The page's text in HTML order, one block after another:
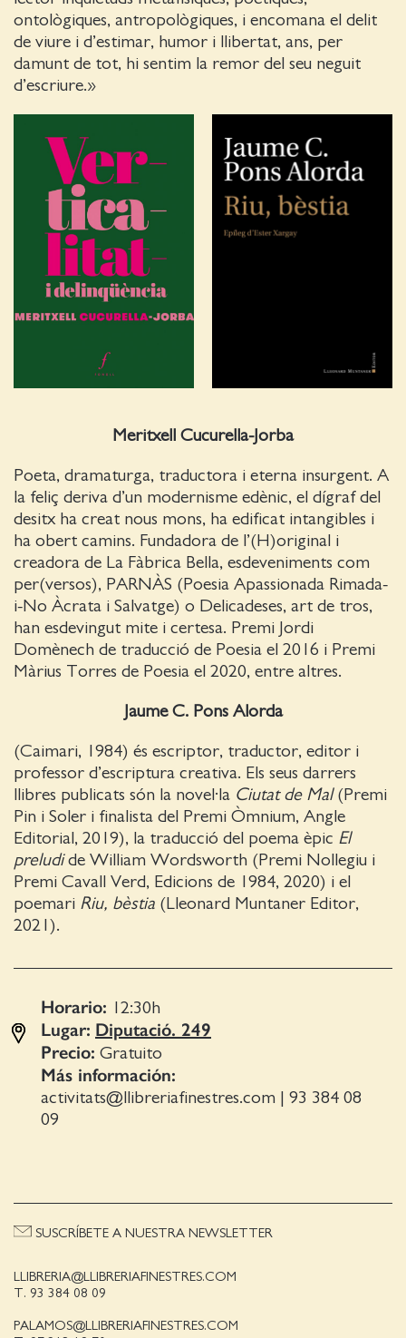
ontològiques, antropològiques, i encomana el delit
de viure i d’estimar, humor i llibertat, ans, per
damunt de tot, hi sentim la remor del seu neguit
d’escriure.»
Meritxell Cucurella-Jorba
Poeta, dramaturga, traductora i eterna insurgent. A
la feliç deriva d’un modernisme edènic, el dígraf del
desitx ha creat nous mons, ha edificat intangibles i
ha obert camins. Fundadora de l’(H)original i
creadora de La Fàbrica Bella, esdeveniments com
per(versos), PARNÀS (Poesia Apassionada Rimada-
i-No Àcrata i Salvatge) o Delicadeses, art de tros,
han esdevingut mite i certesa. Premi Jordi
Domènech de traducció de Poesia el 2016 i Premi
Màrius Torres de Poesia el 2020, entre altres.
Jaume C. Pons Alorda
(Caimari, 1984) és escriptor, traductor, editor i
professor d’escriptura creativa. Els seus darrers
llibres publicats són la novel·la Ciutat de Mal(Premi
Pin i Soler i finalista del Premi Òmnium, Angle
Editorial, 2019), la traducció del poema èpic El
preludide William Wordsworth (Premi Nollegiu i
Premi Cavall Verd, Edicions de 1984, 2020) i el
poemari Riu, bèstia (Lleonard Muntaner Editor,
2021).
Horario: 12:30h
Lugar: Diputació. 249
Precio: Gratuito
Más información:
activitats@llibreriafinestres.com | 93 384 08
09
LLIBRERIA@LLIBRERIAFINESTRES.COM
T. 93 384 08 09
PALAMOS@LLIBRERIAFINESTRES.COM
SUSCRÍBETE A NUESTRA NEWSLETTER